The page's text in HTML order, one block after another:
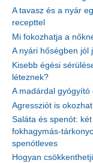
A tavasz és a nyár
recepttel
Mi fokozhatja a
A nyári hőségben jól
Kisebb égési
léteznek?
A madárdal gyógyító
Agressziót is
Saláta és spenót:
fokhagymás-
spenótleves
Hogyan